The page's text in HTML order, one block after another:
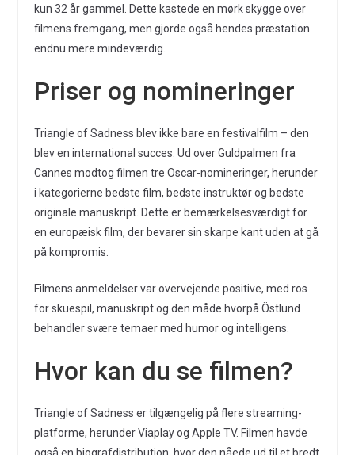
kun 32 år gammel. Dette kastede en mørk skygge over
filmens fremgang, men gjorde også hendes præstation
endnu mere mindeværdig.
Priser og nomineringer
Triangle of Sadness blev ikke bare en festivalfilm – den
blev en international succes. Ud over Guldpalmen fra
Cannes modtog filmen tre Oscar-nomineringer, herunder
i kategorierne bedste film, bedste instruktør og bedste
originale manuskript. Dette er bemærkelsesværdigt for
en europæisk film, der bevarer sin skarpe kant uden at gå
på kompromis.
Filmens anmeldelser var overvejende positive, med ros
for skuespil, manuskript og den måde hvorpå Östlund
behandler svære temaer med humor og intelligens.
Hvor kan du se filmen?
Triangle of Sadness er tilgængelig på flere streaming-
platforme, herunder Viaplay og Apple TV. Filmen havde